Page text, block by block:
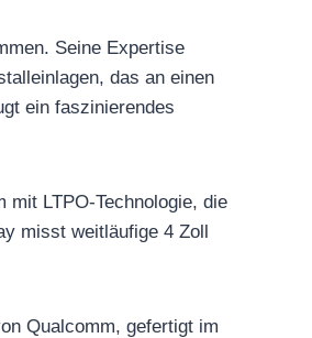
Seine Expertise
das an einen
ein faszinierendes
mit LTPO-Technologie, die
misst weitläufige 4 Zoll
Qualcomm, gefertigt im